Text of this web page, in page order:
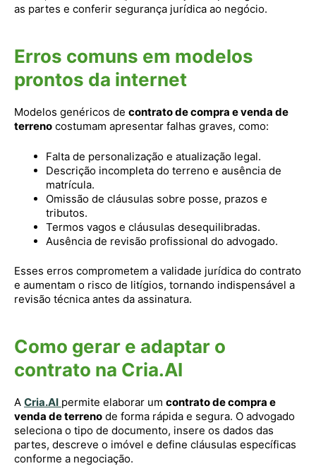
as partes e conferir segurança jurídica ao negócio.
Erros comuns em modelos
prontos da internet
Modelos genéricos de contrato de compra e venda de
terreno costumam apresentar falhas graves, como:
Falta de personalização e atualização legal.
Descrição incompleta do terreno e ausência de
matrícula.
Omissão de cláusulas sobre posse, prazos e
tributos.
Termos vagos e cláusulas desequilibradas.
Ausência de revisão profissional do advogado.
Esses erros comprometem a validade jurídica do contrato
e aumentam o risco de litígios, tornando indispensável a
revisão técnica antes da assinatura.
Como gerar e adaptar o
contrato na Cria.AI
A Cria.AI permite elaborar um contrato de compra e
venda de terreno de forma rápida e segura. O advogado
seleciona o tipo de documento, insere os dados das
partes, descreve o imóvel e define cláusulas específicas
conforme a negociação.